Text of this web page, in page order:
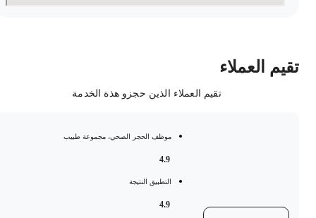
العملاء
تقيم العملاء الذين حجزو هذة الخدمة
موظف الحجر الصحي، مجموعة طبيب
التطبيق النتيجة